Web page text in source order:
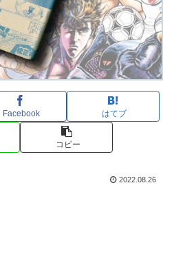
Facebook はてブ
コピー
2022.08.26